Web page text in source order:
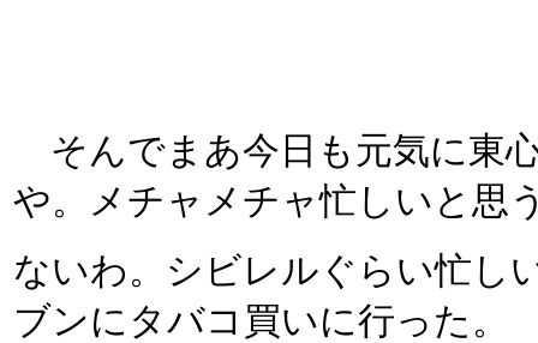
そんでまあ今日も元気に東
や。メチャメチャ忙しいと思
ないわ。シビレルぐらい忙
ブンにタバコ買いに行った。